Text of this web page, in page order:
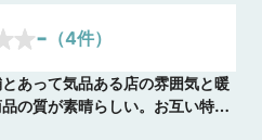
- （4件）
あって気品ある店の雰囲気と暖
の質が素晴らしい。お互い特に
なく行ったのですが、ないと